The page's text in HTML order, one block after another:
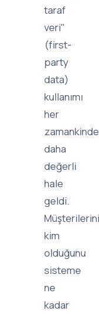
taraf
veri"
(first-
party
data)
kullanımı
her
daha
değerli
hale
geldi.
kim
olduğunu
sisteme
ne
kadar